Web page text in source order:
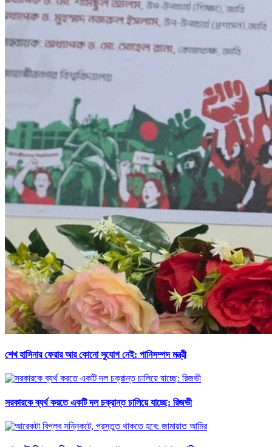
শেখ হাসিনার ফেরার আর কোনো সুযোগ নেই: পানিসম্পদ মন্ত্রী
সরকারকে ব্যর্থ করতে একটি দল চক্রান্ত চালিয়ে যাচ্ছে: রিজভী